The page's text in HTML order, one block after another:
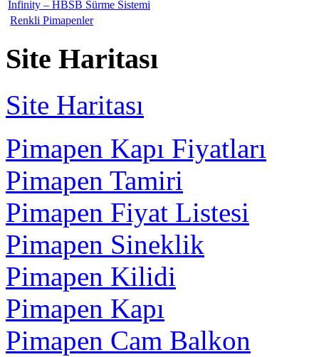
Infinity – HBSB Sürme Sistemi
Renkli Pimapenler
Site Haritası
Site Haritası
Pimapen Kapı Fiyatları
Pimapen Tamiri
Pimapen Fiyat Listesi
Pimapen Sineklik
Pimapen Kilidi
Pimapen Kapı
Pimapen Cam Balkon